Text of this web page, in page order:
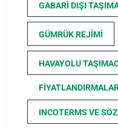
GABARI DIŞI
GÜMRÜK REJIMI
HAVAYOLU
INCOTERMS VE